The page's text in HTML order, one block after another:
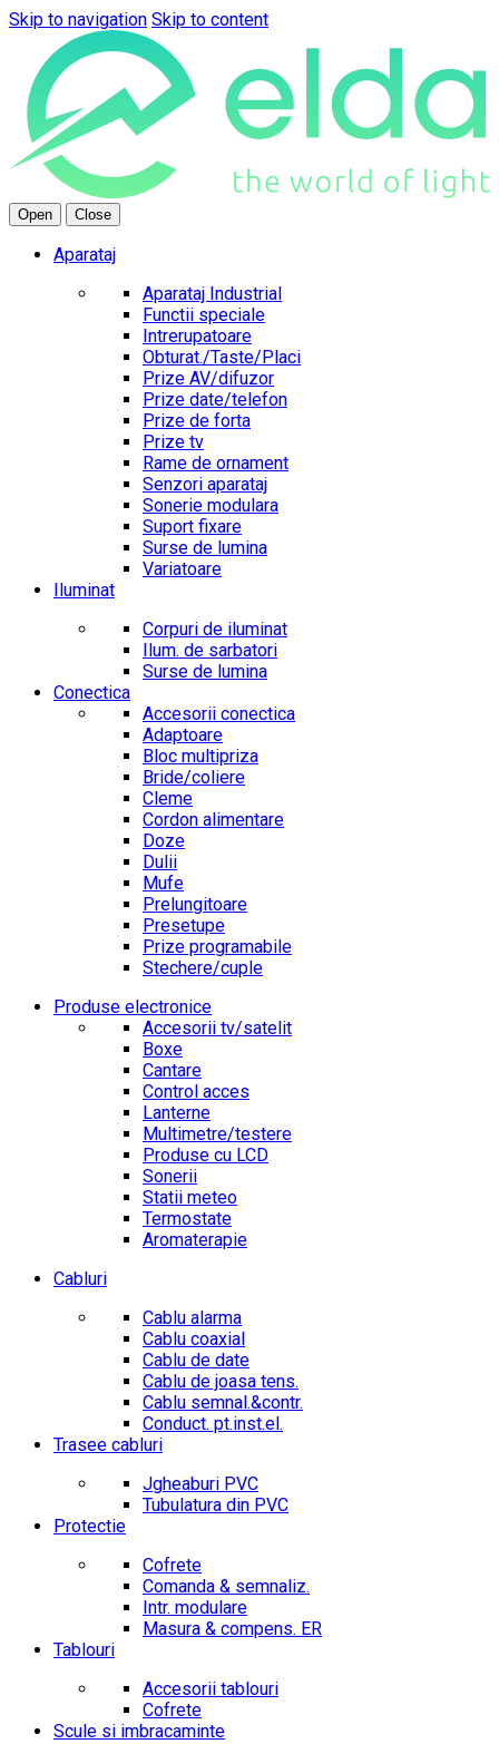
Skip to navigation Skip to content
Open Close
Aparataj
Aparataj Industrial
Functii speciale
Intrerupatoare
Obturat./Taste/Placi
Prize AV/difuzor
Prize date/telefon
Prize de forta
Prize tv
Rame de ornament
Senzori aparataj
Sonerie modulara
Suport fixare
Surse de lumina
Variatoare
Iluminat
Corpuri de iluminat
Ilum. de sarbatori
Surse de lumina
Conectica
Accesorii conectica
Adaptoare
Bloc multipriza
Bride/coliere
Cleme
Cordon alimentare
Doze
Dulii
Mufe
Prelungitoare
Presetupe
Prize programabile
Stechere/cuple
Produse electronice
Accesorii tv/satelit
Boxe
Cantare
Control acces
Lanterne
Multimetre/testere
Produse cu LCD
Sonerii
Statii meteo
Termostate
Aromaterapie
Cabluri
Cablu alarma
Cablu coaxial
Cablu de date
Cablu de joasa tens.
Cablu semnal.&contr.
Conduct. pt.inst.el.
Trasee cabluri
Jgheaburi PVC
Tubulatura din PVC
Protectie
Cofrete
Comanda & semnaliz.
Intr. modulare
Masura & compens. ER
Tablouri
Accesorii tablouri
Cofrete
Scule si imbracaminte